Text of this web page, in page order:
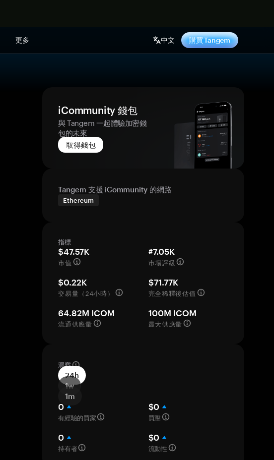
更多 中文 購買 Tangem
iCommunity 錢包
與 Tangem 一起體驗加密錢
包的未來
取得錢包
Tangem 支援 iCommunity 的網路
Ethereum
指標
$47.57K
市值
#7.05K
市場評級
$0.22K
交易量（24小時）
$71.77K
完全稀釋後估值
64.82M ICOM
流通供應量
100M ICOM
最大供應量
洞察
24h
1w
1m
0
有經驗的買家
$0
買壓
0
持有者
$0
流動性